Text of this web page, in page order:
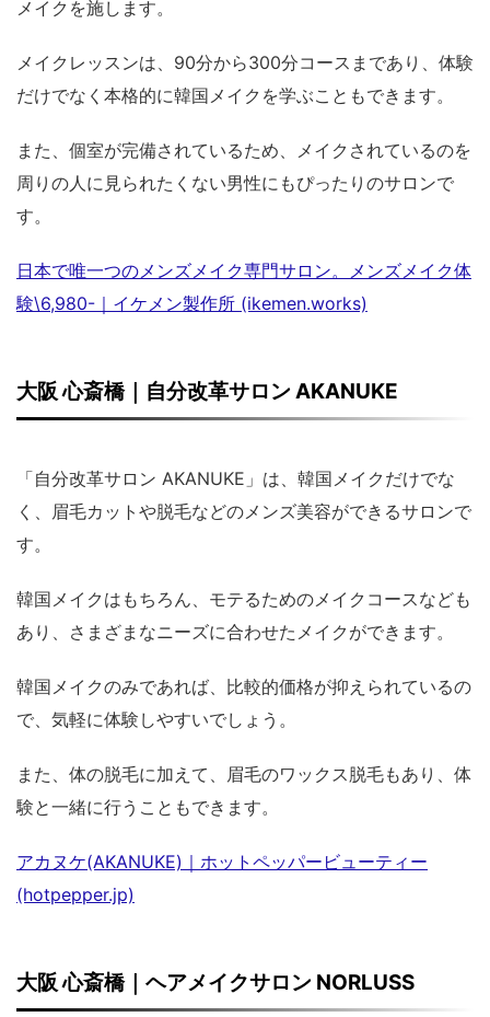
メイクを施します。
メイクレッスンは、90分から300分コースまであり、体験
だけでなく本格的に韓国メイクを学ぶこともできます。
また、個室が完備されているため、メイクされているのを
周りの人に見られたくない男性にもぴったりのサロンで
す。
日本で唯一つのメンズメイク専門サロン。メンズメイク体
験\6,980-｜イケメン製作所 (ikemen.works)
大阪 心斎橋｜自分改革サロン AKANUKE
「自分改革サロン AKANUKE」は、韓国メイクだけでな
く、眉毛カットや脱毛などのメンズ美容ができるサロンで
す。
韓国メイクはもちろん、モテるためのメイクコースなども
あり、さまざまなニーズに合わせたメイクができます。
韓国メイクのみであれば、比較的価格が抑えられているの
で、気軽に体験しやすいでしょう。
また、体の脱毛に加えて、眉毛のワックス脱毛もあり、体
験と一緒に行うこともできます。
アカヌケ(AKANUKE)｜ホットペッパービューティー
(hotpepper.jp)
大阪 心斎橋｜ヘアメイクサロン NORLUSS